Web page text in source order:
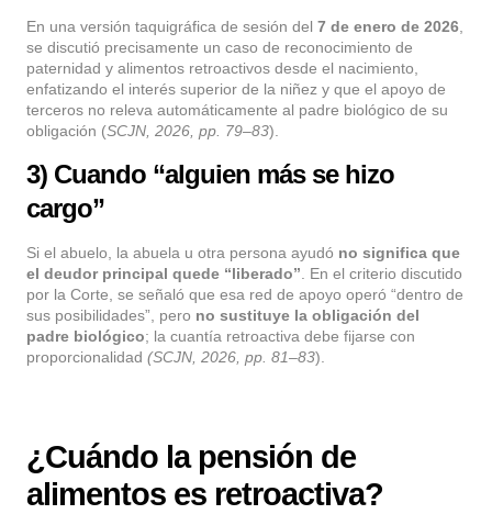
En una versión taquigráfica de sesión del 7 de enero de 2026
se discutió precisamente un caso de reconocimiento de
paternidad y alimentos retroactivos desde el nacimiento,
enfatizando el interés superior de la niñez y que el apoyo de
terceros no releva automáticamente al padre biológico de su
obligación (SCJN, 2026, pp. 79–83).
3) Cuando “alguien más se hizo
cargo”
Si el abuelo, la abuela u otra persona ayudó no significa que
el deudor principal quede “liberado” . En el criterio discutido
por la Corte, se señaló que esa red de apoyo operó “dentro de
sus posibilidades”, pero no sustituye la obligación del
padre biológico; la cuantía retroactiva debe fijarse con
proporcionalidad (SCJN, 2026, pp. 81–83).
¿Cuándo la pensión de
alimentos es retroactiva?